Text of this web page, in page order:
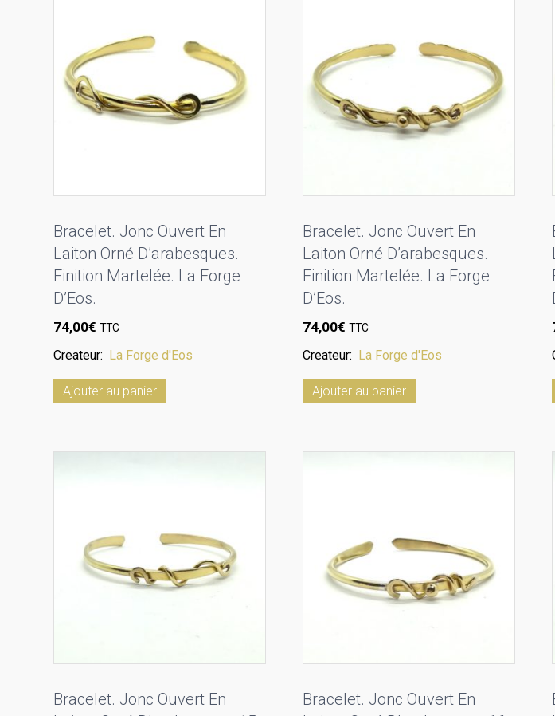
Bracelet. Jonc Ouvert En
Laiton Orné D’arabesques.
Finition Martelée. La Forge
D’Eos.
74,00€ TTC
Createur: La Forge d'Eos
Ajouter au panier
Bracelet. Jonc Ouvert En
Laiton Orné D’arabesques.
Finition Martelée. La Forge
D’Eos.
74,00€ TTC
Createur: La Forge d'Eos
Ajouter au panier
Bracelet. Jonc Ouvert En
Bracelet. Jonc Ouvert En